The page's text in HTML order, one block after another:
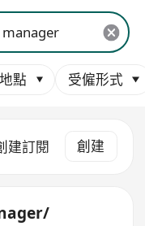
點 受僱形式
建訂閱 創建